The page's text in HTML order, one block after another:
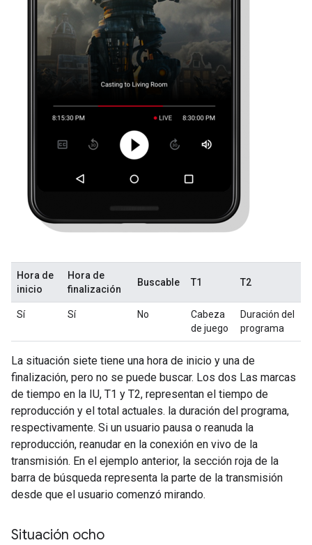
Hora de
inicio
Hora de
finalización
Buscable T1 T2
Sí Sí No
Cabeza
de juego
Duración del
programa
La situación siete tiene una hora de inicio y una de
finalización, pero no se puede buscar. Los dos Las marcas
de tiempo en la IU, T1 y T2, representan el tiempo de
reproducción y el total actuales. la duración del programa,
respectivamente. Si un usuario pausa o reanuda la
reproducción, reanudar en la conexión en vivo de la
transmisión. En el ejemplo anterior, la sección roja de la
barra de búsqueda representa la parte de la transmisión
desde que el usuario comenzó mirando.
Situación ocho